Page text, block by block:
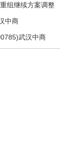
组继续方案调整
中商
武汉中商